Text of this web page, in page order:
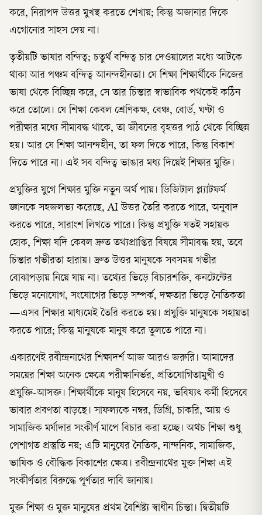
করে, নিরাপদ উত্তর মুখস্থ করতে শেখায়; কিন্তু অজানার দিকে
এগোনোর সাহস দেয় না।
তৃতীয়টি ভাষার বন্দিত্ব; চতুর্থ বন্দিত্ব চার দেওয়ালের মধ্যে আটকে
থাকা আর পঞ্চম বন্দিত্ব আনন্দহীনতা। যে শিক্ষা শিক্ষার্থীকে নিজের
ভাষা থেকে বিচ্ছিন্ন করে, সে তার চিন্তার স্বাভাবিক পথকেই কঠিন
করে তোলে। যে শিক্ষা কেবল শ্রেণিকক্ষ, বেঞ্চ, বোর্ড, ঘণ্টা ও
পরীক্ষার মধ্যে সীমাবদ্ধ থাকে, তা জীবনের বৃহত্তর পাঠ থেকে বিচ্ছিন্ন
হয়। আর যে শিক্ষা আনন্দহীন, তা ফল দিতে পারে, কিন্তু বিকাশ
দিতে পারে না। এই সব বন্দিত্ব ভাঙার মধ্য দিয়েই শিক্ষার মুক্তি।
প্রযুক্তির যুগে শিক্ষার মুক্তি নতুন অর্থ পায়। ডিজিটাল প্ল্যাটফর্ম
জ্ঞানকে সহজলভ্য করেছে, AI উত্তর তৈরি করতে পারে, অনুবাদ
করতে পারে, সারাংশ লিখতে পারে। কিন্তু প্রযুক্তি যতই সহায়ক
হোক, শিক্ষা যদি কেবল দ্রুত তথ্যপ্রাপ্তির বিষয়ে সীমাবদ্ধ হয়, তবে
চিন্তার গভীরতা হারায়। দ্রুত উত্তর মানুষকে সবসময় গভীর
বোঝাপড়ায় নিয়ে যায় না। তথ্যের ভিড়ে বিচারশক্তি, কনটেন্টের
ভিড়ে মনোযোগ, সংযোগের ভিড়ে সম্পর্ক, দক্ষতার ভিড়ে নৈতিকতা
—এসব শিক্ষার মাধ্যমেই তৈরি করতে হয়। প্রযুক্তি মানুষকে সহায়তা
করতে পারে; কিন্তু মানুষকে মানুষ করে তুলতে পারে না।
একারণেই রবীন্দ্রনাথের শিক্ষাদর্শ আজ আরও জরুরি। আমাদের
সময়ের শিক্ষা অনেক ক্ষেত্রে পরীক্ষানির্ভর, প্রতিযোগিতামুখী ও
প্রযুক্তি-আসক্ত। শিক্ষার্থীকে মানুষ হিসেবে নয়, ভবিষ্যৎ কর্মী হিসেবে
ভাবার প্রবণতা বাড়ছে। সাফল্যকে নম্বর, ডিগ্রি, চাকরি, আয় ও
সামাজিক মর্যাদার সংকীর্ণ মাপে বিচার করা হচ্ছে। অথচ শিক্ষা শুধু
পেশাগত প্রস্তুতি নয়; এটি মানুষের নৈতিক, নান্দনিক, সামাজিক,
ভাষিক ও বৌদ্ধিক বিকাশের ক্ষেত্র। রবীন্দ্রনাথের মুক্ত শিক্ষা এই
সংকীর্ণতার বিরুদ্ধে পূর্ণতার দাবি জানায়।
মুক্ত শিক্ষা ও মুক্ত মানুষের প্রথম বৈশিষ্ট্য স্বাধীন চিন্তা। দ্বিতীয়টি